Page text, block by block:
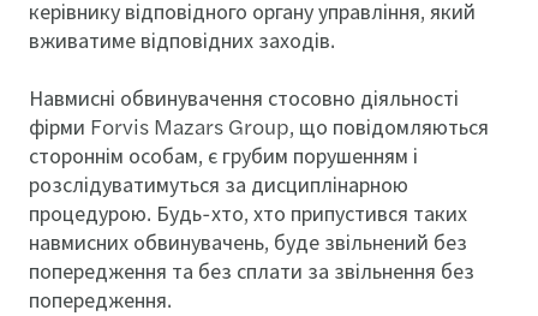
керівнику відповідного органу управління, який
вживатиме відповідних заходів.
Навмисні обвинувачення стосовно діяльності
фірми Forvis Mazars Group, що повідомляються
стороннім особам, є грубим порушенням і
розслідуватимуться за дисциплінарною
процедурою. Будь-хто, хто припустився таких
навмисних обвинувачень, буде звільнений без
попередження та без сплати за звільнення без
попередження.